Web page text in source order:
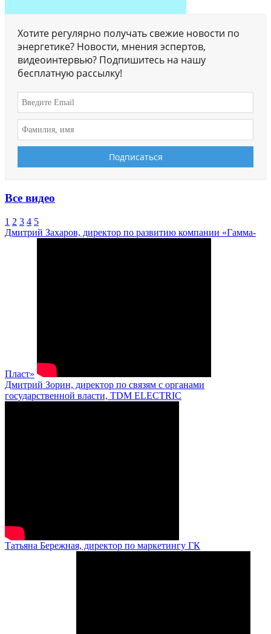
Хотите регулярно получать свежие новости по
энергетике? Новости, мнения эспертов,
видеоинтервью? Подпишитесь на нашу
бесплатную рассылку!
Все видео
1 2 3 4 5
Дмитрий Захаров, директор по развитию компании «Гамма-
Пласт»
Дмитрий Зорин, директор по связям с органами
государственной власти, TDM ELECTRIC
Татьяна Бережная, директор по маркетингу ГК